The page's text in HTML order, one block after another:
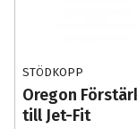
STÖDKOPP
Oregon
till Jet-Fit